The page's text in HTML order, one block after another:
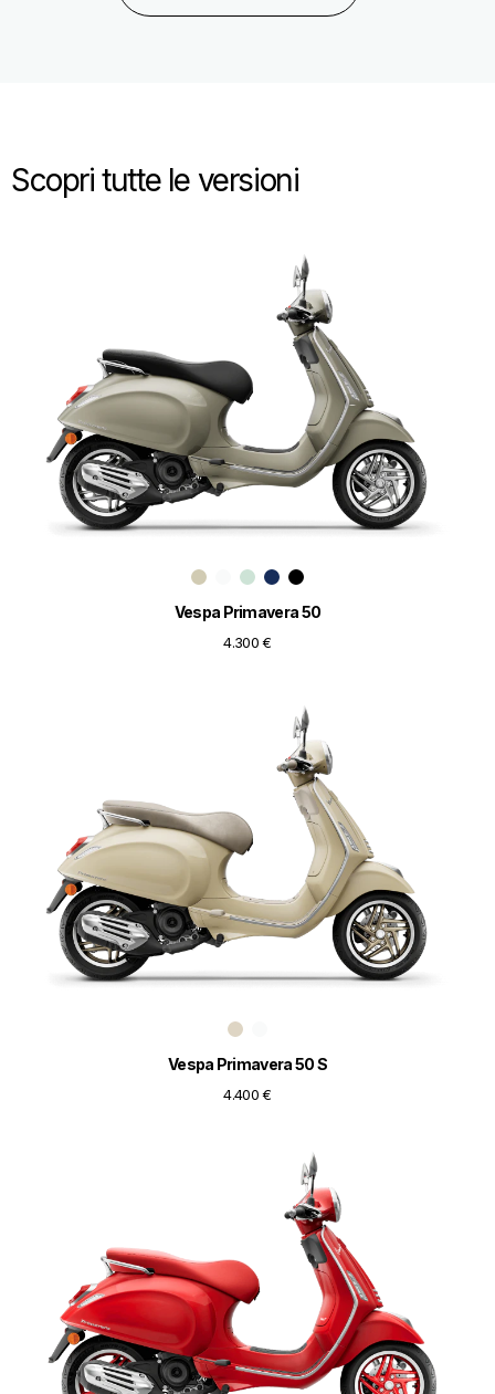
Scopri tutte le versioni
Vespa Primavera 50
4.300 €
Vespa Primavera 50 S
4.400 €